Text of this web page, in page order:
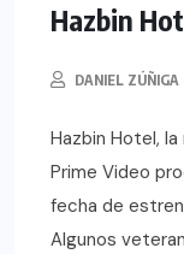
Hazbin
DANIEL ZÚÑIGA
Hazbin Hotel,
Prime Video
fecha de
Algunos